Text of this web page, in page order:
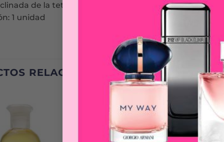
de la tetina permite una succión y una
1 unidad
RELACIONADOS